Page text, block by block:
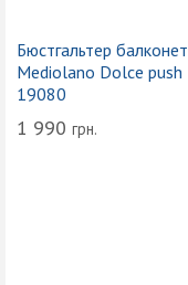
Бюстгальтер балконет
Mediolano Dolce push
19080
1 990 грн.